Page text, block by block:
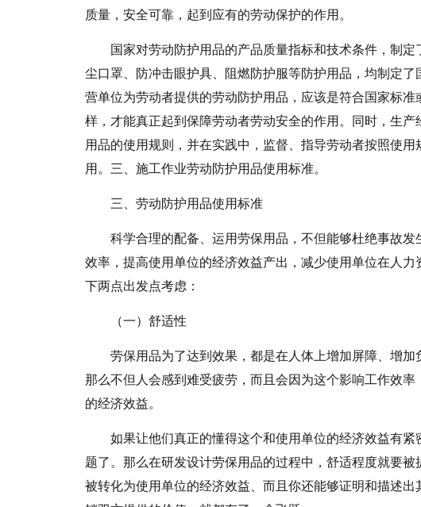
质量，安全可靠，起到应有的劳动保护的作用。
国家对劳动防护用品的产品质量指标和技术条件，制
尘口罩、防冲击眼护具、阻燃防护服等防护用品，均制定
营单位为劳动者提供的劳动防护用品，应该是符合国家标
样，才能真正起到保障劳动者劳动安全的作用。同时，生
用品的使用规则，并在实践中，监督、指导劳动者按照使
用。三、施工作业劳动防护用品使用标准。
三、劳动防护用品使用标准
科学合理的配备、运用劳保用品，不但能够杜绝事故
效率，提高使用单位的经济效益产出，减少使用单位在人
下两点出发点考虑：
（一）舒适性
劳保用品为了达到效果，都是在人体上增加屏障、增加
那么不但人会感到难受疲劳，而且会因为这个影响工作效
的经济效益。
如果让他们真正的懂得这个和使用单位的经济效益有
题了。那么在研发设计劳保用品的过程中，舒适程度就要
被转化为使用单位的经济效益、而且你还能够证明和描述